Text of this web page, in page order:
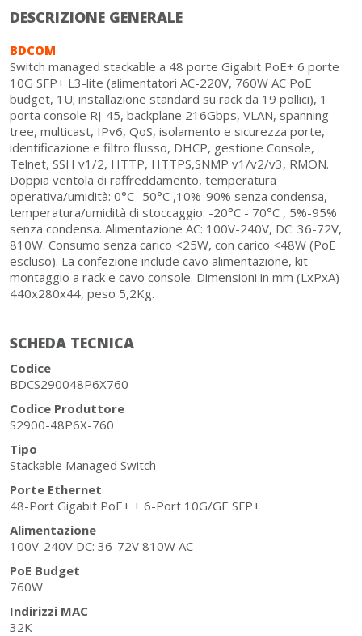
DESCRIZIONE GENERALE
BDCOM
Switch managed stackable a 48 porte Gigabit PoE+ 6 porte
10G SFP+ L3-lite (alimentatori AC-220V, 760W AC PoE
budget, 1U; installazione standard su rack da 19 pollici), 1
porta console RJ-45, backplane 216Gbps, VLAN, spanning
tree, multicast, IPv6, QoS, isolamento e sicurezza porte,
identificazione e filtro flusso, DHCP, gestione Console,
Telnet, SSH v1/2, HTTP, HTTPS,SNMP v1/v2/v3, RMON.
Doppia ventola di raffreddamento, temperatura
operativa/umidità: 0°C -50°C ,10%-90% senza condensa,
temperatura/umidità di stoccaggio: -20°C - 70°C , 5%-95%
senza condensa. Alimentazione AC: 100V-240V, DC: 36-72V,
810W. Consumo senza carico <25W, con carico <48W (PoE
escluso). La confezione include cavo alimentazione, kit
montaggio a rack e cavo console. Dimensioni in mm (LxPxA)
440x280x44, peso 5,2Kg.
SCHEDA TECNICA
Codice
BDCS290048P6X760
Codice Produttore
S2900-48P6X-760
Tipo
Stackable Managed Switch
Porte Ethernet
48-Port Gigabit PoE+ + 6-Port 10G/GE SFP+
Alimentazione
100V-240V DC: 36-72V 810W AC
PoE Budget
760W
Indirizzi MAC
32K